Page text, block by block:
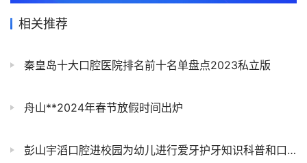
相关推荐
秦皇岛十大口腔医院排名前十名单盘点2023私立版
舟山**2024年春节放假时间出炉
彭山宇滔口腔进校园为幼儿进行爱牙护牙知识科普和口腔健康检查